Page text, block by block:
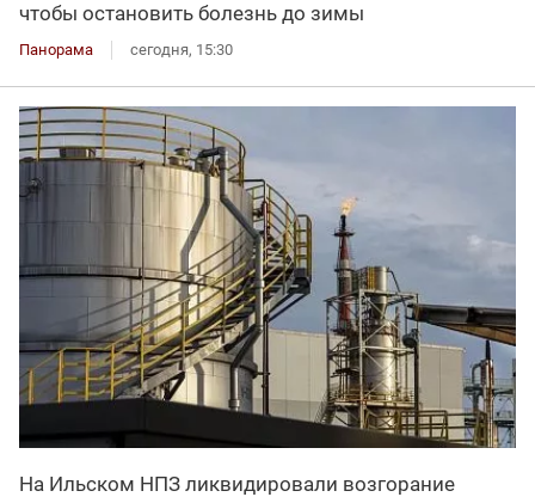
чтобы остановить болезнь до зимы
Панорама сегодня, 15:30
На Ильском НПЗ ликвидировали возгорание